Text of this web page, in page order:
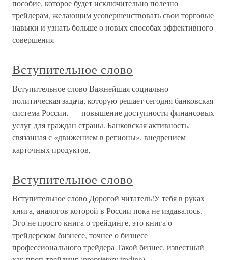
пособие, которое будет исключительно полезно
трейдерам, желающим усовершенствовать свои торговые
навыки и узнать больше о новых способах эффективного
совершения
Вступительное слово
Вступительное слово Важнейшая социально-
политическая задача, которую решает сегодня банковская
система России, — повышение доступности финансовых
услуг для граждан страны. Банковская активность,
связанная с «движением в регионы», внедрением
карточных продуктов,
Вступительное слово
Вступительное слово Дорогой читатель!У тебя в руках
книга, аналогов которой в России пока не издавалось.
Эго не просто книга о трейдинге, это книга о
трейдерском бизнесе, точнее о бизнесе
профессионального трейдера Такой бизнес, известный